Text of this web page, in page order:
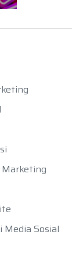
Media Sosial